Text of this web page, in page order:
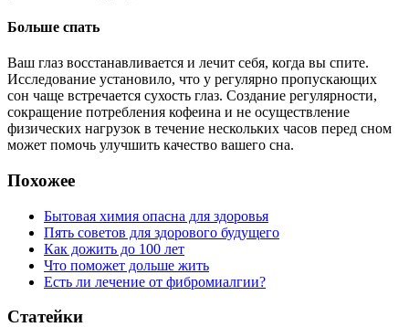
Больше спать
Ваш глаз восстанавливается и лечит себя, когда вы спите.
Исследование установило, что у регулярно пропускающих
сон чаще встречается сухость глаз. Создание регулярности,
сокращение потребления кофеина и не осуществление
физических нагрузок в течение нескольких часов перед сном
может помочь улучшить качество вашего сна.
Похожее
Бытовая химия опасна для здоровья
Пять советов для здорового будущего
Как дожить до 100 лет
Что поможет дольше жить
Есть ли лечение от фибромиалгии?
Статейки